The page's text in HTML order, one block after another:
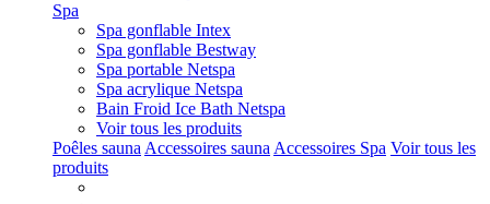
Spa
Spa gonflable Intex
Spa gonflable Bestway
Spa portable Netspa
Spa acrylique Netspa
Bain Froid Ice Bath Netspa
Voir tous les produits
Poêles sauna Accessoires sauna Accessoires Spa Voir tous les
produits